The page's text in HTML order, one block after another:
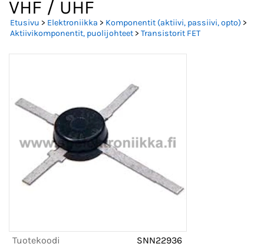
VHF / UHF
Etusivu > Elektroniikka > Komponentit (aktiivi, passiivi, opto) >
Aktiivikomponentit, puolijohteet> Transistorit FET
Tuotekoodi
SNN22936